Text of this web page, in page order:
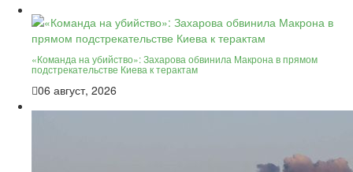
«Команда на убийство»: Захарова обвинила Макрона в прямом
подстрекательстве Киева к терактам
06 август, 2026